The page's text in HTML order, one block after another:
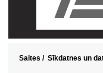
Saites / Sīkdatnes un